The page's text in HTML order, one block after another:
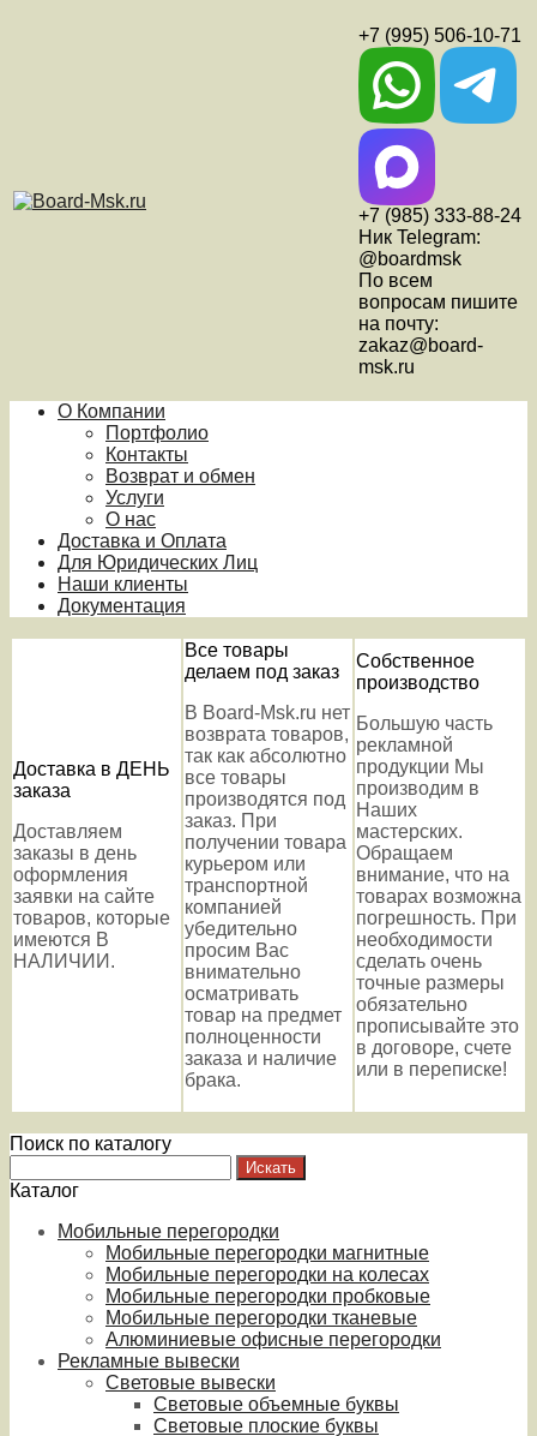
+7 (995) 506-10-71
+7 (985) 333-88-24
Ник Telegram:
@boardmsk
По всем
вопросам пишите
на почту:
zakaz@board-
msk.ru
О Компании
Портфолио
Контакты
Возврат и обмен
Услуги
О нас
Доставка и Оплата
Для Юридических Лиц
Наши клиенты
Документация
Доставка в ДЕНЬ
заказа
Доставляем
заказы в день
оформления
заявки на сайте
товаров, которые
имеются В
НАЛИЧИИ.
Все товары
делаем под заказ
В Board-Msk.ru нет
возврата товаров,
так как абсолютно
все товары
производятся под
заказ. При
получении товара
курьером или
транспортной
компанией
убедительно
просим Вас
внимательно
осматривать
товар на предмет
полноценности
заказа и наличие
брака.
Собственное
производство
Большую часть
рекламной
продукции Мы
производим в
Наших
мастерских.
Обращаем
внимание, что на
товарах возможна
погрешность. При
необходимости
сделать очень
точные размеры
обязательно
прописывайте это
в договоре, счете
или в переписке!
Поиск по каталогу
Каталог
Мобильные перегородки
Мобильные перегородки магнитные
Мобильные перегородки на колесах
Мобильные перегородки пробковые
Мобильные перегородки тканевые
Алюминиевые офисные перегородки
Рекламные вывески
Световые вывески
Световые объемные буквы
Световые плоские буквы